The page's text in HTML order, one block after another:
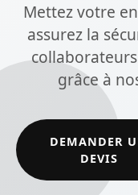
Mettez votre
assurez la
grâce à
DEMANDER
DEVIS